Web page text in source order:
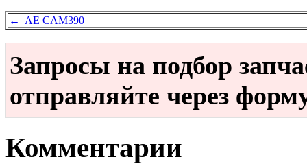
← AE CAM390
Запросы на подбор
отправляйте через
Комментарии